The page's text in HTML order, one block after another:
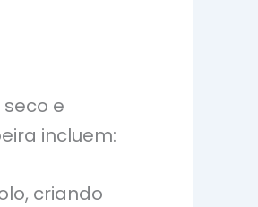
e
incluem:
criando